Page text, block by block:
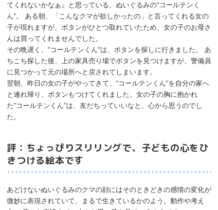
てくれないかなぁ』と思っている、ぬいぐるみの“コールテンく
ん”。 ある朝、「こんなクマが欲しかったの」と言ってくれる女の
子が現れますが、ボタンがひとつ取れていたため、女の子のお母さ
んは買ってくれませんでした。
その晩遅く、“コールテンくん”は、ボタンを探しに行きました。 あ
ちこち探した後、上の家具売り場でボタンを見つけますが、警備員
に見つかって元の場所へと戻されてしまいます。
翌朝、昨日の女の子がやってきて、“コールテンくん”を自分の家へ
と連れ帰り、ボタンもつけてくれました。女の子の胸に抱かれ
た“コールテンくん”は、友だちっていいなと、心から思うのでし
た。
評：ちょっぴりスリリングで、子どもの心をひ
きつける絵本です
あどけないぬいぐるみのクマの顔にはそのときどきの感情の変化が
微妙に表現されていて、まるで生きているかのよう。動作や考え